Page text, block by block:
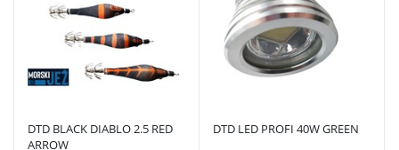
DTD BLACK DIABLO 2.5 RED
ARROW
DTD LED PROFI 40W GREEN